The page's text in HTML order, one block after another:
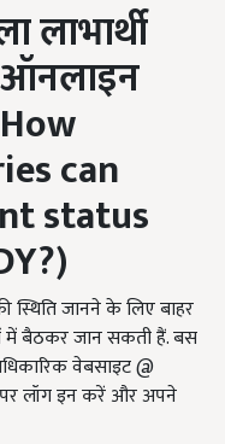
लाभार्थी
ऑनलाइन
can
status
स्थिति जानने के लिए बाहर
में बैठकर जान सकती हैं. बस
वेबसाइट @
पर लॉग इन करें और अपने